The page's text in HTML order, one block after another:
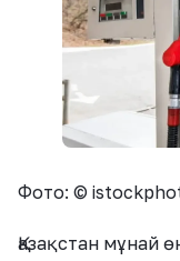
Фото: ©
Қазақстан мұнай